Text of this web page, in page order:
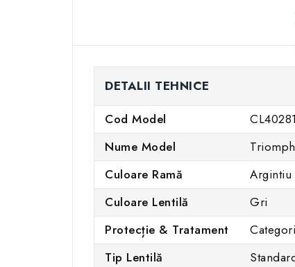
DETALII TEHNICE
Cod Model
Nume Model
Culoare Ramă
Culoare Lentilă
Gri
Protecție & Tratament
Tip Lentilă